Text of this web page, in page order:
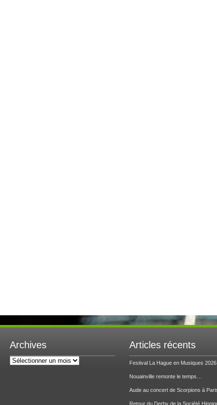
Archives
Archives
Articles récents
Festival La Hague en Musiques 2026
Nouainville remonte le temps…
Aude au concert de Scorpions à
Retour du Derby de la Société